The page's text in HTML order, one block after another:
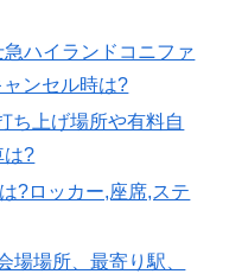
ハイランドコニファ
ンセル時は?
ち上げ場所や有料自
は?
?ロッカー,座席,ステ
場場所、最寄り駅、